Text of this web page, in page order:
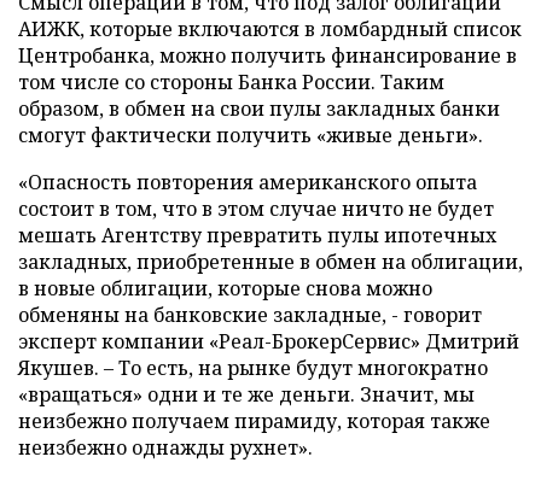
АИЖК, которые включаются в ломбардный список
Центробанка, можно получить финансирование в
том числе со стороны Банка России. Таким
образом, в обмен на свои пулы закладных банки
смогут фактически получить «живые деньги».
«Опасность повторения американского опыта
состоит в том, что в этом случае ничто не будет
мешать Агентству превратить пулы ипотечных
закладных, приобретенные в обмен на облигации,
в новые облигации, которые снова можно
обменяны на банковские закладные, - говорит
эксперт компании «Реал-БрокерСервис» Дмитрий
Якушев. – То есть, на рынке будут многократно
«вращаться» одни и те же деньги. Значит, мы
неизбежно получаем пирамиду, которая также
неизбежно однажды рухнет».